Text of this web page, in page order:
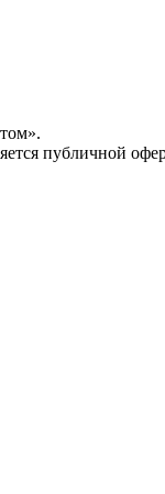
публичной